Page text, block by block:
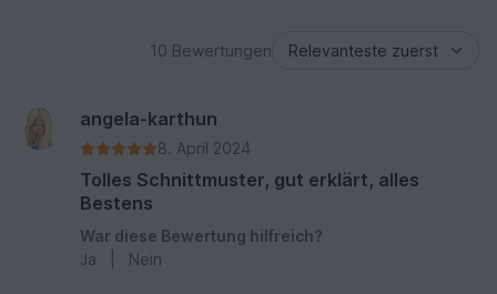
10 Bewertungen
angela-karthun
8. April 2024
Tolles Schnittmuster, gut erklärt, alles
Bestens
War diese Bewertung hilfreich?
Ja
Nein